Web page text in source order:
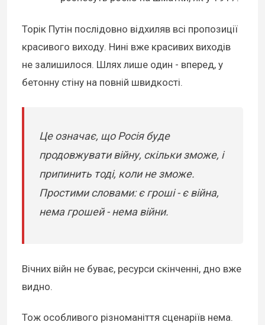
Торік Путін послідовно відхиляв всі пропозиції
красивого виходу. Нині вже красивих виходів
не залишилося. Шлях лише один - вперед, у
бетонну стіну на повній швидкості.
Це означає, що Росія буде
продовжувати війну, скільки зможе, і
припинить тоді, коли не зможе.
Простими словами: є гроші - є війна,
нема грошей - нема війни.
Вічних війн не буває, ресурси скінченні, дно вже
видно.
Тож особливого різноманіття сценаріїв нема.